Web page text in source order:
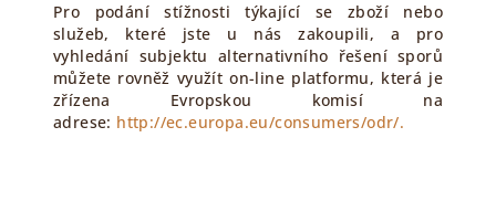
Pro podání stížnosti týkající se zboží nebo
služeb, které jste u nás zakoupili, a pro
vyhledání subjektu alternativního řešení sporů
můžete rovněž využít on-line platformu, která je
zřízena Evropskou komisí na
adrese: http://ec.europa.eu/consumers/odr/.